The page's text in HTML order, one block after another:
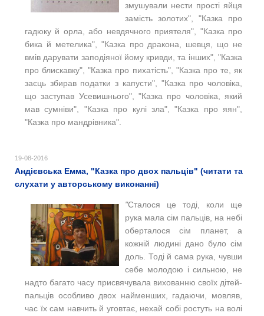
змушували нести прості яйця
замість золотих", "Казка про
гадюку й орла, або невдячного приятеля", "Казка про
бика й метелика", "Казка про дракона, шевця, що не
вмів дарувати заподіяної йому кривди, та інших", "Казка
про блискавку", "Казка про пихатість", "Казка про те, як
заєць збирав податки з капусти", "Казка про чоловіка,
що заступав Усевишнього", "Казка про чоловіка, який
мав сумніви", "Казка про кулі зла", "Казка про яян",
"Казка про мандрівника".
19-08-2016
Андієвська Емма, "Казка про двох пальців" (читати та
слухати у авторському виконанні)
"Сталося це тоді, коли ще
рука мала сім пальців, на небі
оберталося сім планет, а
кожній людині дано було сім
доль. Тоді й сама рука, чувши
себе молодою і сильною, не
надто багато часу присвячувала вихованню своїх дітей-
пальців особливо двох найменших, гадаючи, мовляв,
час їх сам навчить й уговтає, нехай собі ростуть на волі